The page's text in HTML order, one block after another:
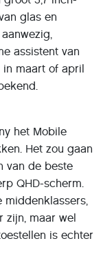
glas en
assistent van
maart of april
het Mobile
Het zou gaan
van de beste
QHD-scherm.
middenklassers,
zijn, maar wel
is echter